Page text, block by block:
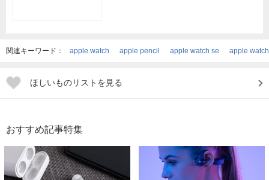
関連キーワード： apple watch apple pencil apple watch se apple
ほしいものリストを見る
おすすめ記事特集